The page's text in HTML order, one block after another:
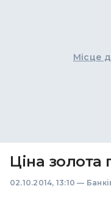
Місце
Ціна
02.10.2014, 13:10 —